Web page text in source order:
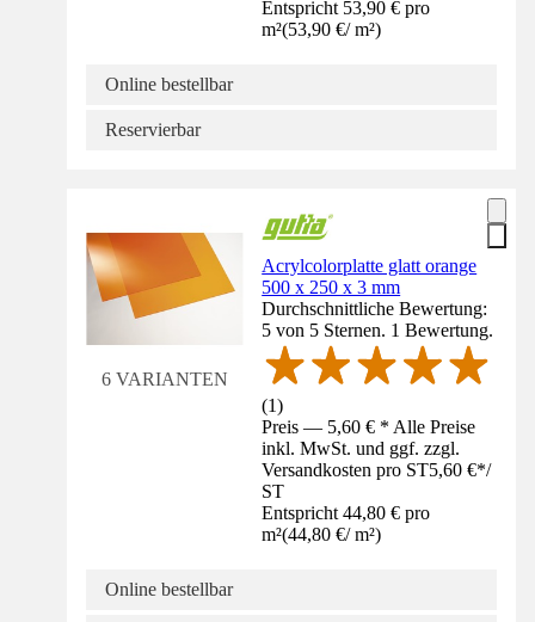
Entspricht 53,90 € pro
m²(53,90 €/ m²)
Online bestellbar
Reservierbar
6 VARIANTEN
Acrylcolorplatte glatt orange
500 x 250 x 3 mm
Durchschnittliche Bewertung:
5 von 5 Sternen. 1 Bewertung.
(1)
Preis — 5,60 € * Alle Preise
inkl. MwSt. und ggf. zzgl.
Versandkosten pro ST5,60 €*/
ST
Entspricht 44,80 € pro
m²(44,80 €/ m²)
Online bestellbar